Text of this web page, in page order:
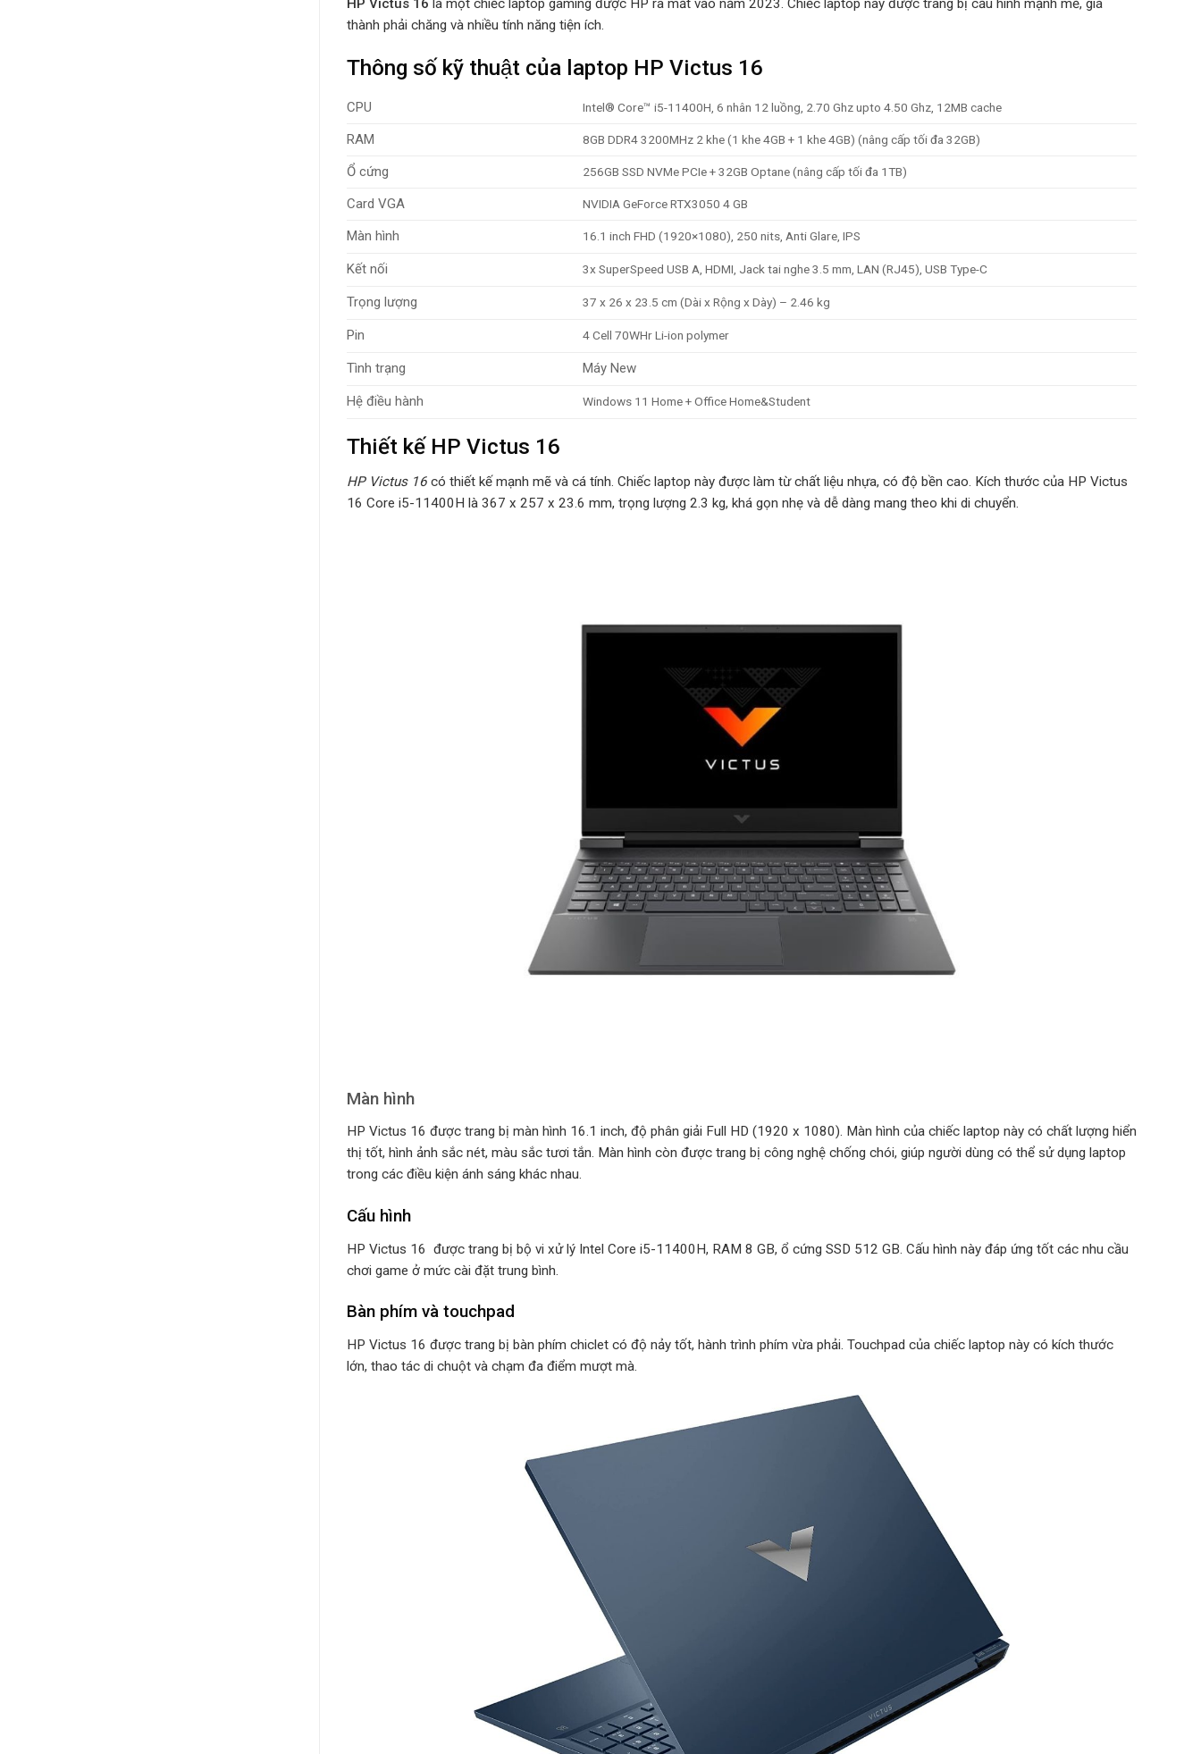
HP Victus 16 là một chiếc laptop gaming được HP ra mắt vào năm 2023. Chiếc laptop này được trang bị cấu hình mạnh mẽ, giá
thành phải chăng và nhiều tính năng tiện ích.
Thông số kỹ thuật của laptop HP Victus 16
CPU Intel® Core™ i5-11400H, 6 nhân 12 luồng, 2.70 Ghz upto 4.50 Ghz, 12MB cache
RAM 8GB DDR4 3200MHz 2 khe (1 khe 4GB + 1 khe 4GB) (nâng cấp tối đa 32GB)
Ổ cứng 256GB SSD NVMe PCIe + 32GB Optane (nâng cấp tối đa 1TB)
Card VGA NVIDIA GeForce RTX3050 4 GB
Màn hình 16.1 inch FHD (1920×1080), 250 nits, Anti Glare, IPS
Kết nối 3x SuperSpeed USB A, HDMI, Jack tai nghe 3.5 mm, LAN (RJ45), USB Type-C
Trọng lượng 37 x 26 x 23.5 cm (Dài x Rộng x Dày) – 2.46 kg
Pin 4 Cell 70WHr Li-ion polymer
Tình trạng Máy New
Hệ điều hành Windows 11 Home + Office Home&Student
Thiết kế HP Victus 16
HP Victus 16 có thiết kế mạnh mẽ và cá tính. Chiếc laptop này được làm từ chất liệu nhựa, có độ bền cao. Kích thước của HP Victus
16 Core i5-11400H là 367 x 257 x 23.6 mm, trọng lượng 2.3 kg, khá gọn nhẹ và dễ dàng mang theo khi di chuyển.
Màn hình
HP Victus 16 được trang bị màn hình 16.1 inch, độ phân giải Full HD (1920 x 1080). Màn hình của chiếc laptop này có chất lượng hiển
thị tốt, hình ảnh sắc nét, màu sắc tươi tắn. Màn hình còn được trang bị công nghệ chống chói, giúp người dùng có thể sử dụng laptop
trong các điều kiện ánh sáng khác nhau.
Cấu hình
HP Victus 16 được trang bị bộ vi xử lý Intel Core i5-11400H, RAM 8 GB, ổ cứng SSD 512 GB. Cấu hình này đáp ứng tốt các nhu cầu
chơi game ở mức cài đặt trung bình.
Bàn phím và touchpad
HP Victus 16 được trang bị bàn phím chiclet có độ nảy tốt, hành trình phím vừa phải. Touchpad của chiếc laptop này có kích thước
lớn, thao tác di chuột và chạm đa điểm mượt mà.